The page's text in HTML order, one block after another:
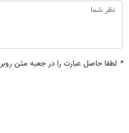
* لطفا حاصل عبارت را در جعبه متن